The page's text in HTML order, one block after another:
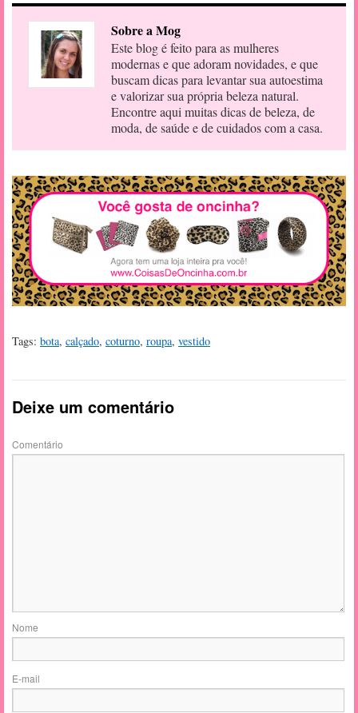
Sobre a Mog
Este blog é feito para as mulheres
modernas e que adoram novidades, e que
buscam dicas para levantar sua autoestima
e valorizar sua própria beleza natural.
Encontre aqui muitas dicas de beleza, de
moda, de saúde e de cuidados com a casa.
Tags: bota, calçado, coturno, roupa, vestido
Deixe um comentário
Comentário
Nome
E-mail